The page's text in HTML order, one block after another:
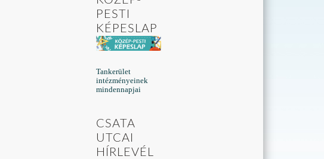
PESTI
KÉPESLAP
Tankerület
intézményeinek
mindennapjai
CSATA
UTCAI
HÍRLEVÉL